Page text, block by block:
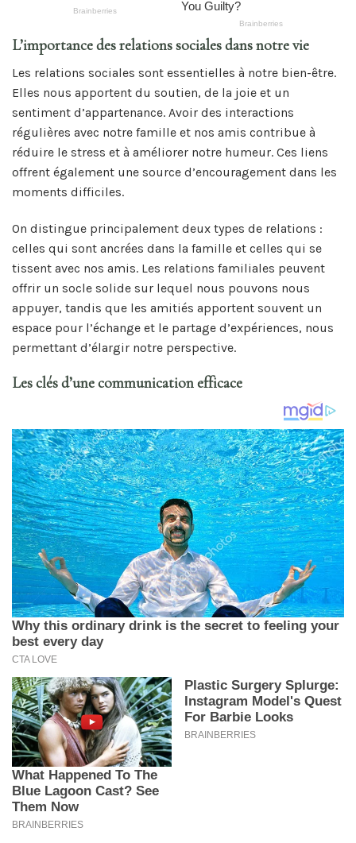
L’importance des relations sociales dans notre vie
Les relations sociales sont essentielles à notre bien-être.
Elles nous apportent du soutien, de la joie et un
sentiment d’appartenance. Avoir des interactions
régulières avec notre famille et nos amis contribue à
réduire le stress et à améliorer notre humeur. Ces liens
offrent également une source d’encouragement dans les
moments difficiles.
On distingue principalement deux types de relations :
celles qui sont ancrées dans la famille et celles qui se
tissent avec nos amis. Les relations familiales peuvent
offrir un socle solide sur lequel nous pouvons nous
appuyer, tandis que les amitiés apportent souvent un
espace pour l’échange et le partage d’expériences, nous
permettant d’élargir notre perspective.
Les clés d’une communication efficace